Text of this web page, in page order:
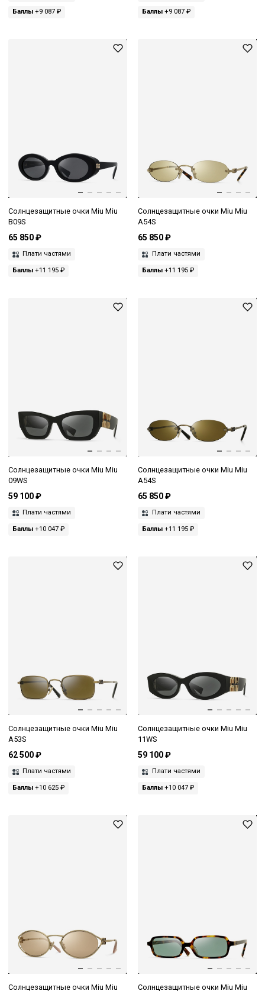
Баллы +9 087 ₽ Баллы+9 087 ₽
Солнцезащитные очки Miu Miu
B09S
65 850 ₽
Плати частями
Баллы +11 195 ₽
Солнцезащитные очки Miu Miu
A54S
65 850 ₽
Плати частями
Баллы+11 195 ₽
Солнцезащитные очки Miu Miu
09WS
59 100 ₽
Плати частями
Баллы +10 047 ₽
Солнцезащитные очки Miu Miu
A54S
65 850 ₽
Плати частями
Баллы+11 195 ₽
Солнцезащитные очки Miu Miu
A53S
62 500 ₽
Плати частями
Баллы +10 625 ₽
Солнцезащитные очки Miu Miu
11WS
59 100 ₽
Плати частями
Баллы+10 047 ₽
Солнцезащитные очки Miu Miu Солнцезащитные очки Miu Miu